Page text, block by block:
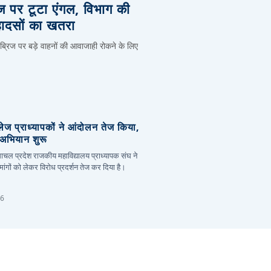
पर टूटा एंगल, विभाग की
का खतरा
पर बड़े वाहनों की आवाजाही रोकने के लिए
प्राध्यापकों ने आंदोलन तेज किया,
अभियान शुरू
प्रदेश राजकीय महाविद्यालय प्राध्यापक संघ ने
को लेकर विरोध प्रदर्शन तेज कर दिया है।